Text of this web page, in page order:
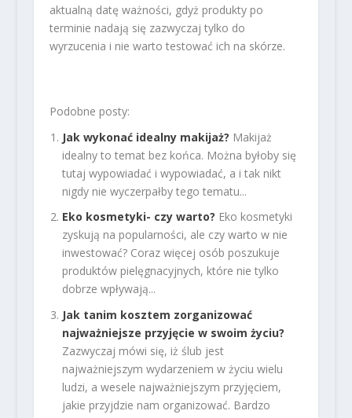
aktualną datę ważności, gdyż produkty po
terminie nadają się zazwyczaj tylko do
wyrzucenia i nie warto testować ich na skórze.
Podobne posty:
Jak wykonać idealny makijaż? Makijaż
idealny to temat bez końca. Można byłoby się
tutaj wypowiadać i wypowiadać, a i tak nikt
nigdy nie wyczerpałby tego tematu...
Eko kosmetyki- czy warto? Eko kosmetyki
zyskują na popularności, ale czy warto w nie
inwestować? Coraz więcej osób poszukuje
produktów pielęgnacyjnych, które nie tylko
dobrze wpływają...
Jak tanim kosztem zorganizować
najważniejsze przyjęcie w swoim życiu?
Zazwyczaj mówi się, iż ślub jest
najważniejszym wydarzeniem w życiu wielu
ludzi, a wesele najważniejszym przyjęciem,
jakie przyjdzie nam organizować. Bardzo